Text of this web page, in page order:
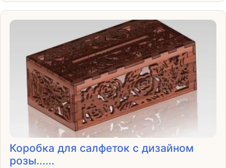
Коробка для салфеток с дизайном
розы......